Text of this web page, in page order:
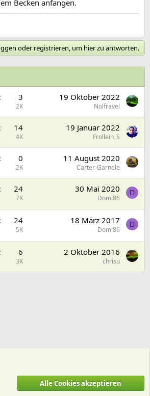
Becken anfangen.
oder registrieren, um hier zu antworten.
3
2K
19 Oktober 2022
Nolfravel
14
4K
19 Januar 2022
Frollein_S
0
2K
11 August 2020
Carter-Garnele
24
7K
30 Mai 2020
Domi86
D
24
5K
18 März 2017
Domi86
D
6
3K
2 Oktober 2016
chrisu
Alle Cookies akzeptieren